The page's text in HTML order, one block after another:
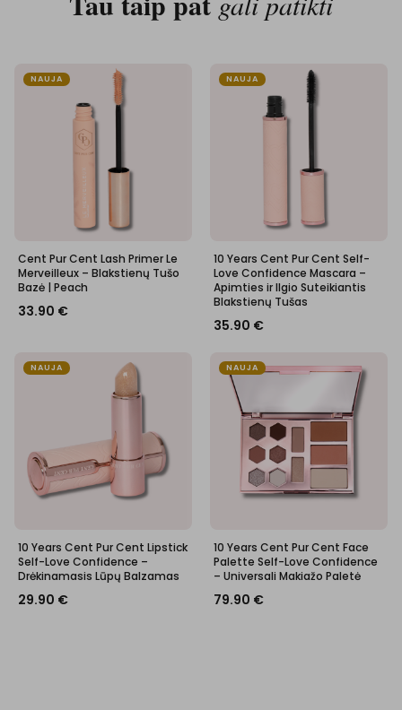
NAUJA
Cent Pur Cent Lash Primer Le
Merveilleux – Blakstienų Tušo
Bazė | Peach
33.90 €
NAUJA
10 Years Cent Pur Cent Self-
Love Confidence Mascara –
Apimties ir Ilgio Suteikiantis
Blakstienų Tušas
35.90 €
NAUJA
10 Years Cent Pur Cent Lipstick
Self-Love Confidence –
Drėkinamasis Lūpų Balzamas
29.90 €
NAUJA
10 Years Cent Pur Cent Face
Palette Self-Love Confidence
– Universali Makiažo Paletė
79.90 €